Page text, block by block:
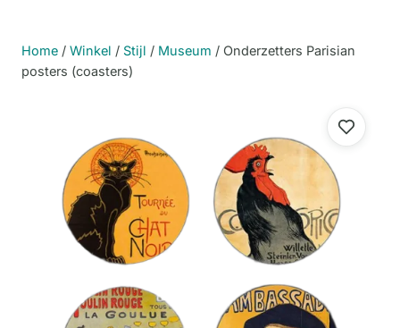
Home / Winkel / Stijl / Museum / Onderzetters Parisian
posters (coasters)